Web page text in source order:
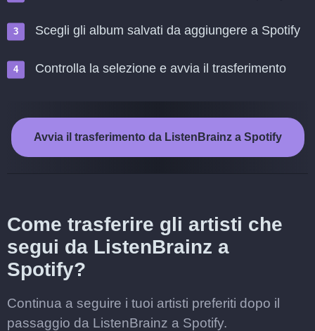
Scegli gli album salvati da aggiungere a Spotify
Controlla la selezione e avvia il trasferimento
Avvia il trasferimento da ListenBrainz a Spotify
Come trasferire gli artisti che
segui da ListenBrainz a
Spotify?
Continua a seguire i tuoi artisti preferiti dopo il
passaggio da ListenBrainz a Spotify.